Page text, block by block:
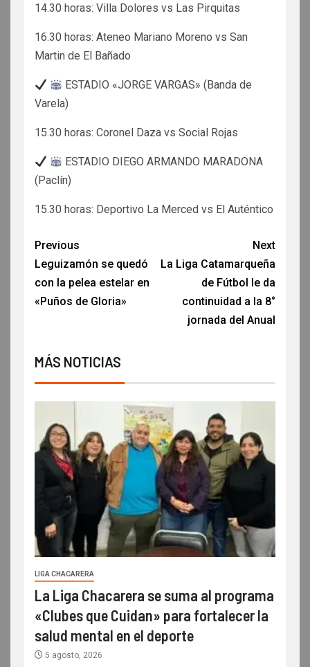
14.30 horas: Villa Dolores vs Las Pirquitas
16.30 horas: Ateneo Mariano Moreno vs San
Martin de El Bañado
ESTADIO «JORGE VARGAS» (Banda de
Varela)
15.30 horas: Coronel Daza vs Social Rojas
ESTADIO DIEGO ARMANDO MARADONA
(Paclín)
15.30 horas: Deportivo La Merced vs El Auténtico
Previous
Leguizamón se quedó
con la pelea estelar en
«Puños de Gloria»
Next
La Liga Catamarqueña
de Fútbol le da
continuidad a la 8°
jornada del Anual
MÁS NOTICIAS
LIGA CHACARERA
La Liga Chacarera se suma al programa
«Clubes que Cuidan» para fortalecer la
salud mental en el deporte
5 agosto, 2026